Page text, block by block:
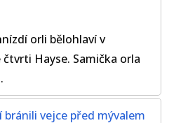
orli bělohlaví v
Hayse. Samička orla